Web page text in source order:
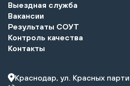
Выездная служба
Вакансии
Результаты СОУТ
Контроль качества
Контакты
Краснодар, ул. Красных